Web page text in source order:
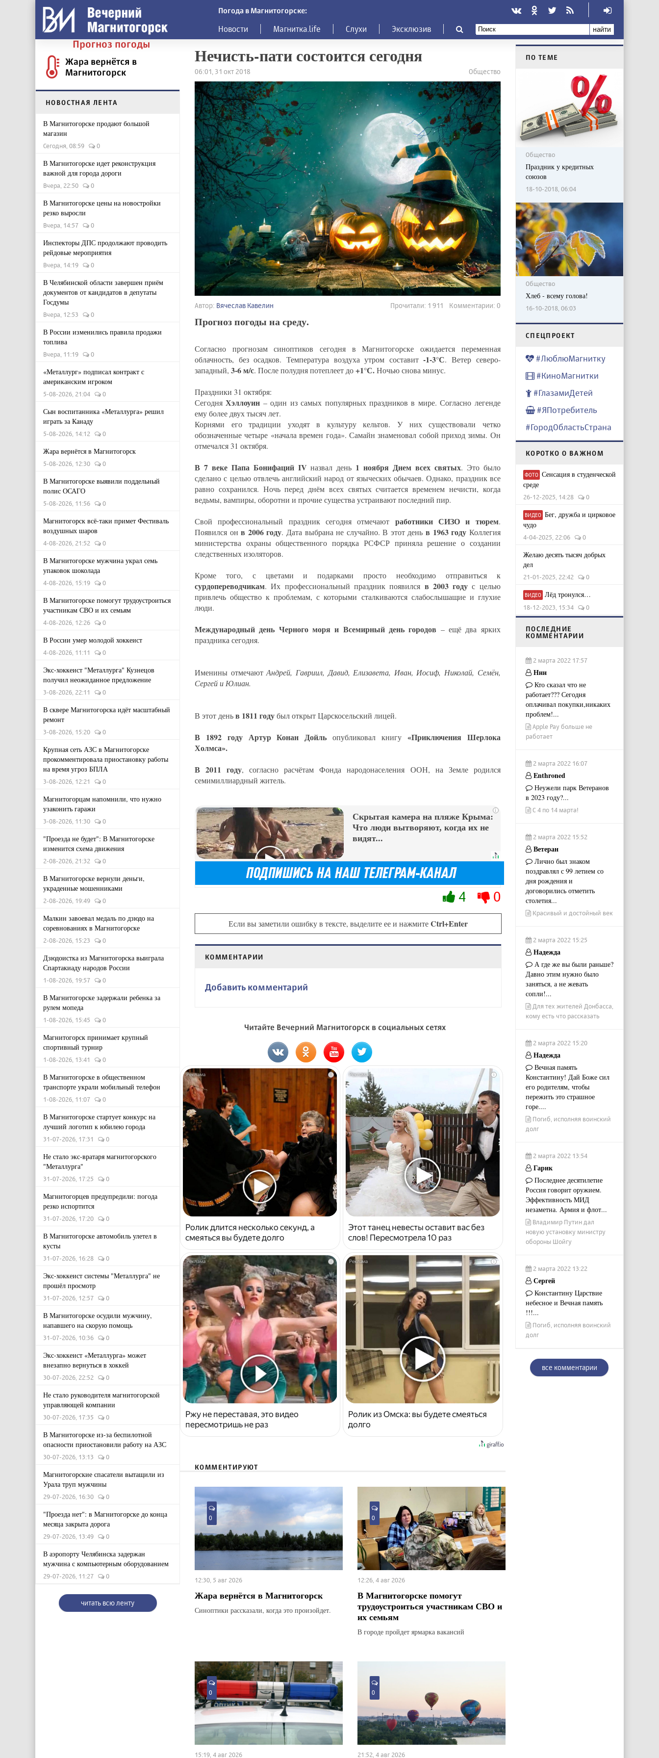
Погода в Магнитогорске:
Новости Магнитка.life Слухи Эксклюзив найти
Прогноз погоды
Жара вернётся в
Магнитогорск
НОВОСТНАЯ ЛЕНТА
В Магнитогорске продают большой
магазин
Сегодня, 08:59 0
В Магнитогорске идет реконструкция
важной для города дороги
Вчера, 22:50 0
В Магнитогорске цены на новостройки
резко выросли
Вчера, 14:57 0
Инспекторы ДПС продолжают проводить
рейдовые мероприятия
Вчера, 14:19 0
В Челябинской области завершен приём
документов от кандидатов в депутаты
Госдумы
Вчера, 12:53 0
В России изменились правила продажи
топлива
Вчера, 11:19 0
«Металлург» подписал контракт с
американским игроком
5-08-2026, 21:04 0
Сын воспитанника «Металлурга» решил
играть за Канаду
5-08-2026, 14:12 0
Жара вернётся в Магнитогорск
5-08-2026, 12:30 0
В Магнитогорске выявили поддельный
полис ОСАГО
5-08-2026, 11:56 0
Магнитогорск всё-таки примет Фестиваль
воздушных шаров
4-08-2026, 21:52 0
В Магнитогорске мужчина украл семь
упаковок шоколада
4-08-2026, 15:19 0
В Магнитогорске помогут трудоустроиться
участникам СВО и их семьям
4-08-2026, 12:26 0
В России умер молодой хоккеист
4-08-2026, 11:11 0
Экс-хоккеист "Металлурга" Кузнецов
получил неожиданное предложение
3-08-2026, 22:11 0
В сквере Магнитогорска идёт масштабный
ремонт
3-08-2026, 15:20 0
Крупная сеть АЗС в Магнитогорске
прокомментировала приостановку работы
на время угроз БПЛА
3-08-2026, 12:21 0
Магнитогорцам напомнили, что нужно
узаконить гаражи
3-08-2026, 11:30 0
"Проезда не будет": В Магнитогорске
изменится схема движения
2-08-2026, 21:32 0
В Магнитогорске вернули деньги,
украденные мошенниками
2-08-2026, 19:49 0
Малкин завоевал медаль по дзюдо на
соревнованиях в Магнитогорске
2-08-2026, 15:23 0
Дзюдоистка из Магнитогорска выиграла
Спартакиаду народов России
1-08-2026, 19:57 0
В Магнитогорске задержали ребенка за
рулем мопеда
1-08-2026, 15:45 0
Магнитогорск принимает крупный
спортивный турнир
1-08-2026, 13:41 0
В Магнитогорске в общественном
транспорте украли мобильный телефон
1-08-2026, 11:07 0
В Магнитогорске стартует конкурс на
лучший логотип к юбилею города
31-07-2026, 17:31 0
Не стало экс-вратаря магнитогорского
"Металлурга"
31-07-2026, 17:25 0
Магнитогорцев предупредили: погода
резко испортится
31-07-2026, 17:20 0
В Магнитогорске автомобиль улетел в
кусты
31-07-2026, 16:28 0
Экс-хоккеист системы "Металлурга" не
прошёл просмотр
31-07-2026, 12:57 0
В Магнитогорске осудили мужчину,
напавшего на скорую помощь
31-07-2026, 10:36 0
Экс-хоккеист «Металлурга» может
внезапно вернуться в хоккей
30-07-2026, 22:52 0
Не стало руководителя магнитогорской
управляющей компании
30-07-2026, 17:35 0
В Магнитогорске из-за беспилотной
опасности приостановили работу на АЗС
30-07-2026, 13:13 0
Магнитогорские спасатели вытащили из
Урала труп мужчины
29-07-2026, 16:30 0
"Проезда нет": в Магнитогорске до конца
месяца закрыта дорога
29-07-2026, 13:49 0
В аэропорту Челябинска задержан
мужчина с компьютерным оборудованием
29-07-2026, 11:27 0
читать всю ленту
Нечисть-пати состоится сегодня
06:01, 31 окт 2018 Общество
Автор: Вячеслав Кавелин Прочитали: 1 911 Комментарии: 0
Прогноз погоды на среду.
Согласно прогнозам синоптиков сегодня в Магнитогорске ожидается переменная
облачность, без осадков. Температура воздуха утром составит-1-3°С. Ветер северо-
западный, 3-6 м/с. После полудня потеплеет до+1°С.Ночью снова минус.
Праздники 31 октября:
СегодняХэллоуин – один из самых популярных праздников в мире. Согласно легенде
ему более двух тысяч лет.
Корнями его традиции уходят в культуру кельтов. У них существовали четко
обозначенные четыре «начала времен года». Самайн знаменовал собой приход зимы. Он
отмечался 31 октября.
В 7 веке Папа Бонифаций IV назвал день 1 ноября Днем всех святых. Это было
сделано с целью отвлечь английский народ от языческих обычаев. Однако, праздник все
равно сохранился. Ночь перед днём всех святых считается временем нечисти, когда
ведьмы, вампиры, оборотни и прочие существа устраивают последний пир.
Свой профессиональный праздник сегодня отмечают работники СИЗО и тюрем.
Появился онв 2006 году. Дата выбрана не случайно. В этот деньв 1963 году Коллегия
министерства охраны общественного порядка РСФСР приняла решение о создании
следственных изоляторов.
Кроме того, с цветами и подарками просто необходимо отправиться к
сурдопереводчикам. Их профессиональный праздник появился в 2003 году с целью
привлечь общество к проблемам, с которыми сталкиваются слабослышащие и глухие
люди.
Международный день Черного моря и Всемирный день городов – ещё два ярких
праздника сегодня.
Именины отмечаютАндрей, Гавриил, Давид, Елизавета, Иван, Иосиф, Николай, Семён,
Сергей и Юлиан.
В этот деньв 1811 годубыл открыт Царскосельский лицей.
В 1892 году Артур Конан Дойль опубликовал книгу «Приключения Шерлока
Холмса».
В 2011 году, согласно расчётам Фонда народонаселения ООН, на Земле родился
семимиллиардный житель.
i
Скрытая камера на пляже Крыма:
Что люди вытворяют, когда их не
видят...
4 0
Если вы заметили ошибку в тексте, выделите ее и нажмитеCtrl+Enter
КОММЕНТАРИИ
Добавить комментарий
Читайте Вечерний Магнитогорск в социальных сетях
i
Ролик длится несколько секунд, а
смеяться вы будете долго
i
Этот танец невесты оставит вас без
слов! Пересмотрела 10 раз
i
Ржу не переставая, это видео
пересмотришь не раз
i
Ролик из Омска: вы будете смеяться
долго
КОММЕНТИРУЮТ
0
12:30, 5 авг 2026
Жара вернётся в Магнитогорск
Синоптики рассказали, когда это произойдет.
0
12:26, 4 авг 2026
В Магнитогорске помогут
трудоустроиться участникам СВО и
их семьям
В городе пройдет ярмарка вакансий
0
15:19, 4 авг 2026
0
21:52, 4 авг 2026
ПО ТЕМЕ
Общество
Праздник у кредитных
союзов
18-10-2018, 06:04
Общество
Хлеб - всему голова!
16-10-2018, 06:03
CПЕЦПРОЕКТ
#ЛюблюМагнитку
#КиноМагнитки
#ГлазамиДетей
#ЯПотребитель
#ГородОбластьСтрана
КОРОТКО О ВАЖНОМ
ФОТО Сенсация в студенческой
среде
26-12-2025, 14:28 0
ВИДЕО Бег, дружба и цирковое
чудо
4-04-2025, 22:06 0
Желаю десять тысяч добрых
дел
21-01-2025, 22:42 0
ВИДЕО Лёд тронулся…
18-12-2023, 15:34 0
ПОСЛЕДНИЕ
КОММЕНТАРИИ
2 марта 2022 17:57
Ннн
Кто сказал что не
работает??? Сегодня
оплачивал покупки,никаких
проблем!...
Apple Pay больше не
работает
2 марта 2022 16:07
Enthroned
Неужели парк Ветеранов
в 2023 году?...
С 4 по 14 марта!
2 марта 2022 15:52
Ветеран
Лично был знаком
поздравлял с 99 летием со
дня рождения и
договорились отметить
столетия...
Красивый и достойный век
2 марта 2022 15:25
Надежда
А где же вы были раньше?
Давно этим нужно было
заняться, а не жевать
сопли!...
Для тех жителей Донбасса,
кому есть что рассказать
2 марта 2022 15:20
Надежда
Вечная память
Константину! Дай Боже сил
его родителям, чтобы
пережить это страшное
горе....
Погиб, исполняя воинский
долг
2 марта 2022 13:54
Гарик
Последнее десятилетие
Россия говорит оружием.
Эффективность МИД
незаметна. Армия и флот...
Владимир Путин дал
новую установку министру
обороны Шойгу
2 марта 2022 13:22
Сергей
Константину Царствие
небесное и Вечная память
!!!...
Погиб, исполняя воинский
долг
все комментарии